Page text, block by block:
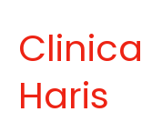
Clinica
Haris